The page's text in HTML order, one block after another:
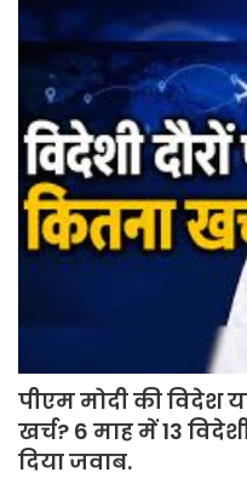
पीएम मोदी की विदेश
खर्च? 6 माह में 13
दिया जवाब.